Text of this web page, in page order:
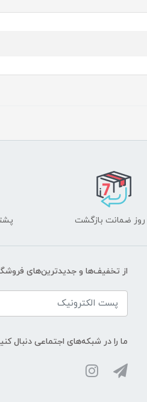
از تخفیف‌ها و جدیدترین‌های
ما را در شبکه‌های اجتماعی دنبال